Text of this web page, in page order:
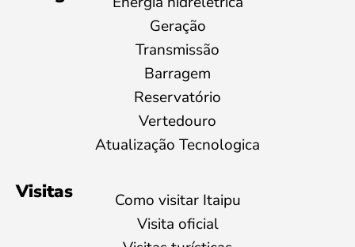
Geração
Transmissão
Barragem
Reservatório
Vertedouro
Atualização Tecnologica
Visitas
Como visitar Itaipu
Visita oficial